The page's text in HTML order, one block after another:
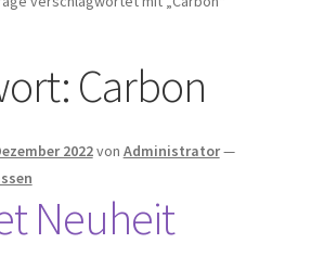
Carbon
2022von Administrator—
Neuheit